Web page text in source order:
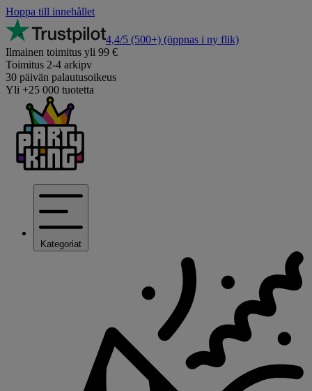
Hoppa till innehållet
4,4/5 (500+) (öppnas i ny flik)
Ilmainen toimitus yli 99 €
Toimitus 2-4 arkipv
30 päivän palautusoikeus
Yli +25 000 tuotetta
Kategoriat